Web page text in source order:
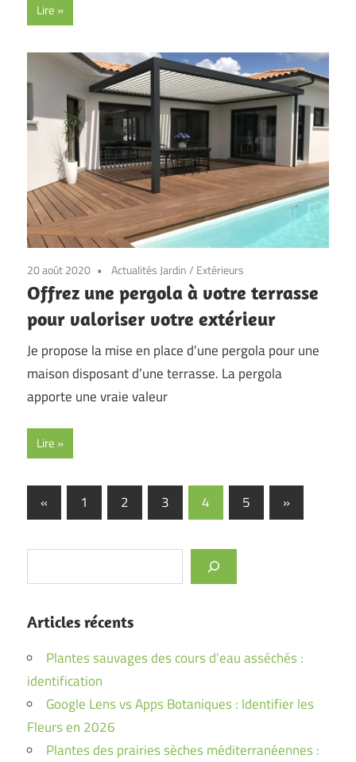
Lire
20 août 2020 Actualités Jardin/ Extérieurs
Offrez une pergola à votre terrasse
pour valoriser votre extérieur
Je propose la mise en place d’une pergola pour une
maison disposant d’une terrasse. La pergola
apporte une vraie valeur
Lire
Pagination
des
« Previous
Posts
1 2 3 4 5
Next
Posts
»
Articles récents
Plantes sauvages des cours d’eau asséchés :
identification
Google Lens vs Apps Botaniques : Identifier les
Fleurs en 2026
Plantes des prairies sèches méditerranéennes :